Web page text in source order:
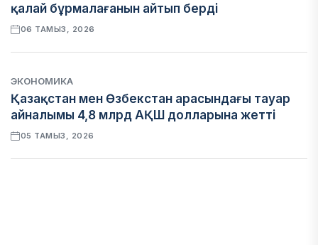
қалай бұрмалағанын айтып берді
06 ТАМЫЗ, 2026
ЭКОНОМИКА
Қазақстан мен Өзбекстан арасындағы тауар
айналымы 4,8 млрд АҚШ долларына жетті
05 ТАМЫЗ, 2026